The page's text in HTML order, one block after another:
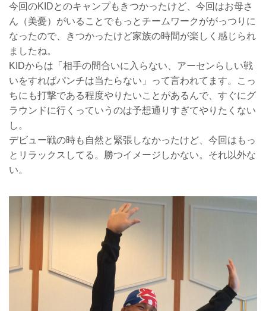
今回のKIDとのキャンプもきつかったけど、今回はお母さ
ん（美憂）がいることでもっとチームワークががっつりに
なったので、きつかったけど家族の時間が楽しく感じられ
ましたね。
KIDからは「相手の間合いに入らない、アーセンらしい戦
いをすればパンチは当たらない」って言われてます。こっ
ちにも打撃である程度やりたいことがあるんで、すぐにグ
ラウンドに行くっていうのは予想通りすぎてやりたくない
し。
デビュー戦の時も自然と緊張しなかったけど、今回はもっ
とリラックスしてる。勝つイメージしかない。それ以外な
い。